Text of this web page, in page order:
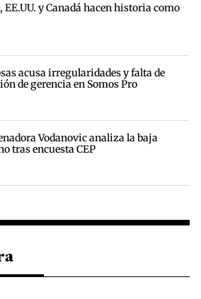
y Canadá hacen historia como
acusa irregularidades y falta de
de gerencia en Somos Pro
Vodanovic analiza la baja
tras encuesta CEP